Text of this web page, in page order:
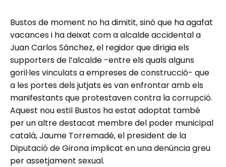
Bustos de moment no ha dimitit, sinó que ha agafat
vacances i ha deixat com a alcalde accidental a
Juan Carlos Sánchez, el regidor que dirigia els
supporters de l’alcalde -entre els quals alguns
goril·les vinculats a empreses de construcció- que
a les portes dels jutjats es van enfrontar amb els
manifestants que protestaven contra la corrupció.
Aquest nou estil Bustos ha estat adoptat també
per un altre destacat membre del poder municipal
català, Jaume Torremadé, el president de la
Diputació de Girona implicat en una denúncia greu
per assetjament sexual.